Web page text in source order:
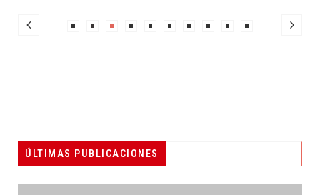
ÚLTIMAS PUBLICACIONES